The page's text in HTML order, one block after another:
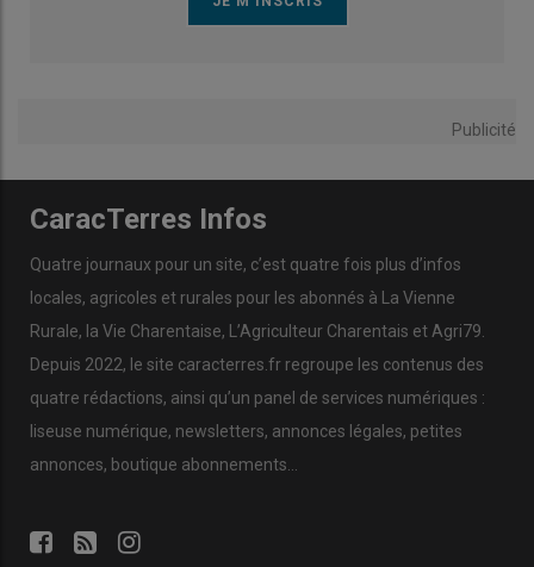
Publicité
CaracTerres Infos
Quatre journaux pour un site, c’est quatre fois plus d’infos
locales, agricoles et rurales pour les abonnés à La Vienne
Rurale, la Vie Charentaise, L’Agriculteur Charentais et Agri79.
Depuis 2022, le site caracterres.fr regroupe les contenus des
quatre rédactions, ainsi qu’un panel de services numériques :
liseuse numérique, newsletters, annonces légales, petites
annonces, boutique abonnements…